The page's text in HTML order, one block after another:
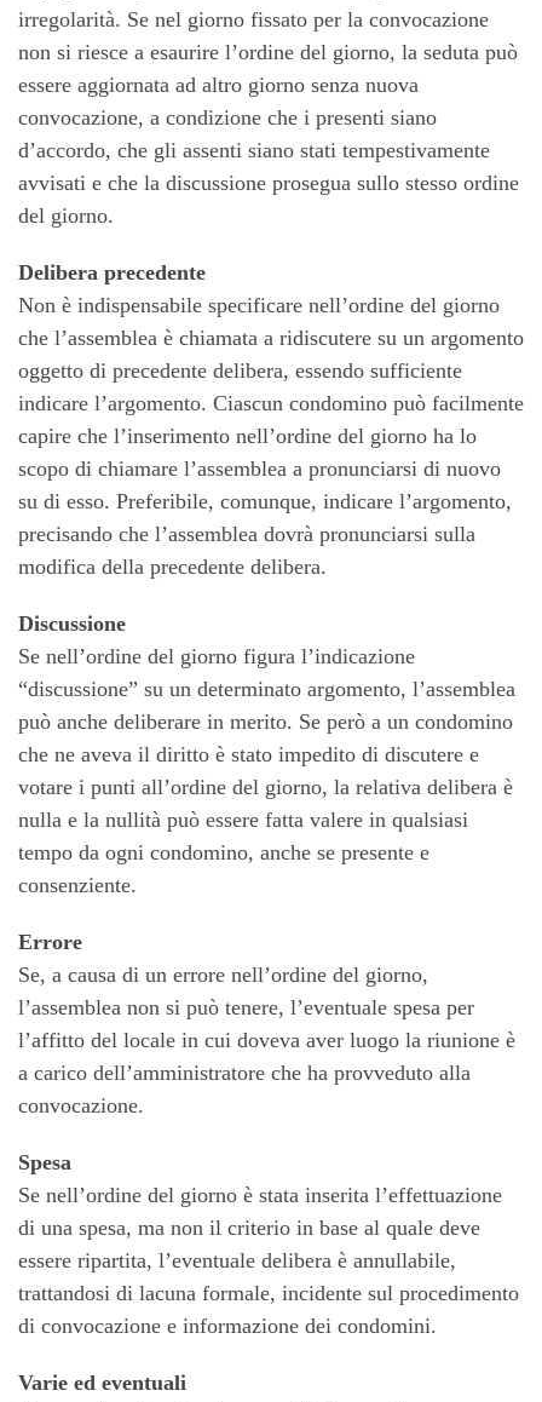
irregolarità. Se nel giorno fissato per la convocazione
non si riesce a esaurire l’ordine del giorno, la seduta può
essere aggiornata ad altro giorno senza nuova
convocazione, a condizione che i presenti siano
d’accordo, che gli assenti siano stati tempestivamente
avvisati e che la discussione prosegua sullo stesso ordine
del giorno.
Delibera precedente
Non è indispensabile specificare nell’ordine del giorno
che l’assemblea è chiamata a ridiscutere su un argomento
oggetto di precedente delibera, essendo sufficiente
indicare l’argomento. Ciascun condomino può facilmente
capire che l’inserimento nell’ordine del giorno ha lo
scopo di chiamare l’assemblea a pronunciarsi di nuovo
su di esso. Preferibile, comunque, indicare l’argomento,
precisando che l’assemblea dovrà pronunciarsi sulla
modifica della precedente delibera.
Discussione
Se nell’ordine del giorno figura l’indicazione
“discussione” su un determinato argomento, l’assemblea
può anche deliberare in merito. Se però a un condomino
che ne aveva il diritto è stato impedito di discutere e
votare i punti all’ordine del giorno, la relativa delibera è
nulla e la nullità può essere fatta valere in qualsiasi
tempo da ogni condomino, anche se presente e
consenziente.
Errore
Se, a causa di un errore nell’ordine del giorno,
l’assemblea non si può tenere, l’eventuale spesa per
l’affitto del locale in cui doveva aver luogo la riunione è
a carico dell’amministratore che ha provveduto alla
convocazione.
Spesa
Se nell’ordine del giorno è stata inserita l’effettuazione
di una spesa, ma non il criterio in base al quale deve
essere ripartita, l’eventuale delibera è annullabile,
trattandosi di lacuna formale, incidente sul procedimento
di convocazione e informazione dei condomini.
Varie ed eventuali